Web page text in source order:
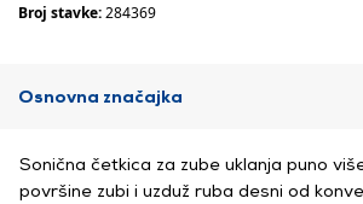
Broj stavke:284369
Osnovna značajka
Sonična četkica za zube uklanja puno
površine zubi i uzduž ruba desni od